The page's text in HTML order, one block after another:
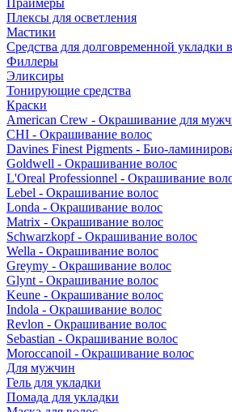
Праймеры
Плексы для осветления
Мастики
Средства для долговременной укладки
Филлеры
Эликсиры
Тонирующие средства
Краски
American Crew - Окрашивание для
CHI - Окрашивание волос
Davines Finest Pigments - Био-
Goldwell - Окрашивание волос
L'Oreal Professionnel - Окрашивание
Lebel - Окрашивание волос
Londa - Окрашивание волос
Matrix - Окрашивание волос
Schwarzkopf - Окрашивание волос
Wella - Окрашивание волос
Greymy - Окрашивание волос
Glynt - Окрашивание волос
Keune - Окрашивание волос
Indola - Окрашивание волос
Revlon - Окрашивание волос
Sebastian - Окрашивание волос
Moroccanoil - Окрашивание волос
Для мужчин
Гель для укладки
Помада для укладки